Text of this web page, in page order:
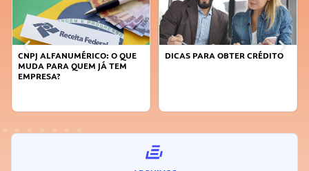
CNPJ ALFANUMÉRICO: O QUE
MUDA PARA QUEM JÁ TEM
EMPRESA?
DICAS PARA OBTER CRÉDITO